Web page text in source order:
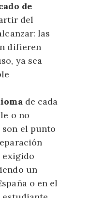
de
del
las
difieren
ya sea
de cada
o no
son el punto
exigido
un
o en el